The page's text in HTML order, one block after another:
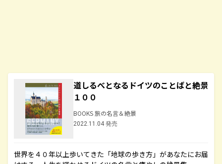
道しるべとなるドイツのことばと絶景
１００
BOOKS 旅の名言＆絶景
2022.11.04 発売
世界を４０年以上歩いてきた「地球の歩き方」があなたにお届